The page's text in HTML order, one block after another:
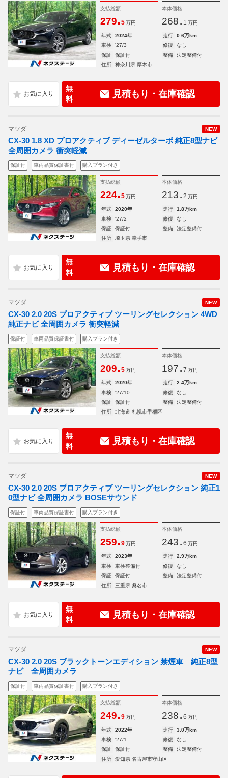
支払総額
279.5 万円
本体価格
268. 1 万円
年式 2024年 走行
0.6万km
車検
'27/3 修復
なし
保証
保証付 整備
法定整備付
住所
神奈川県 厚木市
無
料
見積もり・在庫確認
NEW
マツダ
CX-30 1.8 XD プロアクティブ ディーゼルターボ 純正8型ナビ
全周囲カメラ 衝突軽減
保証付 車両品質保証書付 購入プラン付き
支払総額
224.5 万円
本体価格
213. 2 万円
年式 2020年 走行
1.8万km
車検
'27/2 修復
なし
保証
保証付 整備
法定整備付
住所
埼玉県 幸手市
無
料
見積もり・在庫確認
NEW
マツダ
CX-30 2.0 20S プロアクティブ ツーリングセレクション 4WD
純正ナビ 全周囲カメラ 衝突軽減
保証付 車両品質保証書付 購入プラン付き
支払総額
209.5 万円
本体価格
197. 7 万円
年式 2020年 走行
2.4万km
車検
'27/10 修復
なし
保証
保証付 整備
法定整備付
住所
北海道 札幌市手稲区
無
料
見積もり・在庫確認
NEW
マツダ
CX-30 2.0 20S プロアクティブ ツーリングセレクション 純正1
0型ナビ 全周囲カメラ BOSEサウンド
保証付 車両品質保証書付 購入プラン付き
支払総額
259.9 万円
本体価格
243. 6 万円
年式 2023年 走行
2.9万km
車検
車検整備付 修復
なし
保証
保証付 整備
法定整備付
住所
三重県 桑名市
無
料
見積もり・在庫確認
NEW
マツダ
CX-30 2.0 20S ブラックトーンエディション 禁煙車 純正8型
ナビ 全周囲カメラ
保証付 車両品質保証書付 購入プラン付き
支払総額
249.9 万円
本体価格
238. 6 万円
年式 2022年 走行
3.0万km
車検
'27/1 修復
なし
保証
保証付 整備
法定整備付
住所
愛知県 名古屋市守山区